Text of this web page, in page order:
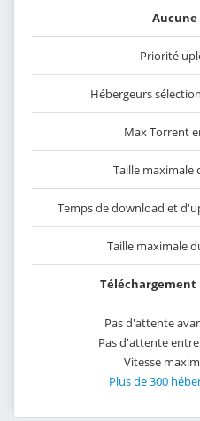
Aucune
Priorité
Hébergeurs
Max Torrent
Taille maximale
Temps de download et
Taille maximale
Pas d'attente
Pas d'attente
Vitesse
Plus de 300